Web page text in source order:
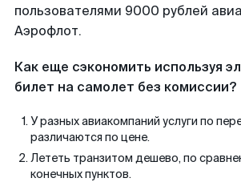
пользователями 9000 рублей
Аэрофлот.
Как еще сэкономить используя
билет на самолет без комиссии?
У разных авиакомпаний услуги по
различаются по цене.
Лететь транзитом дешево, по
конечных пунктов.